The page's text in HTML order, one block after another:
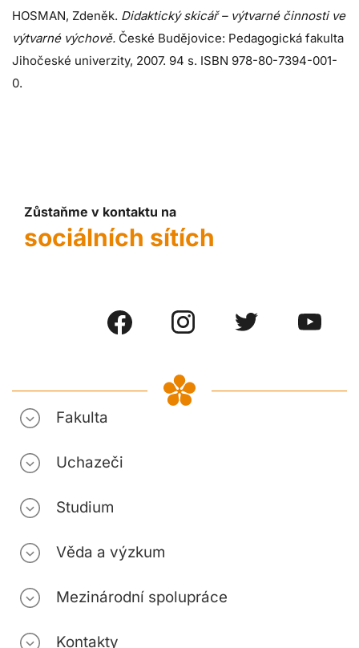
HOSMAN, Zdeněk. Didaktický skicář – výtvarné činnosti ve
výtvarné výchově. České Budějovice: Pedagogická fakulta
Jihočeské univerzity, 2007. 94 s. ISBN 978-80-7394-001-
0.
Zůstaňme v kontaktu na
sociálních sítích
Fakulta
Uchazeči
Studium
Věda a výzkum
Mezinárodní spolupráce
Kontakty